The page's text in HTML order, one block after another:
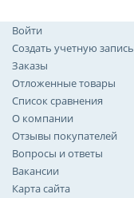
Войти
Создать учетную запись
Заказы
Отложенные товары
Список сравнения
О компании
Отзывы покупателей
Вопросы и ответы
Вакансии
Карта сайта